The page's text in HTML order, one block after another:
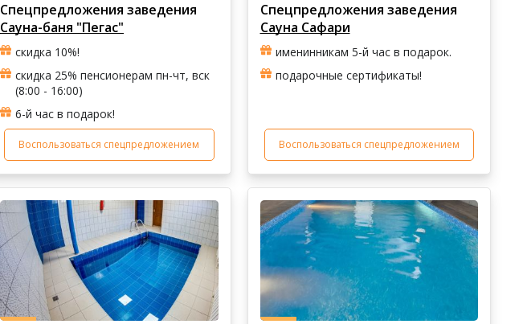
Спецпредложения заведения
Сауна-баня "Пегас"
скидка 10%!
скидка 25% пенсионерам пн-чт, вск
(8:00 - 16:00)
6-й час в подарок!
Воспользоваться спецпредложением
Спецпредложения заведения
Сауна Сафари
именинникам 5-й час в подарок.
подарочные сертификаты!
Воспользоваться спецпредложением